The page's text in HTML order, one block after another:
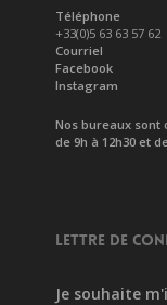
Téléphone
+33(0)5 63 63 57 62
Courriel
Facebook
Instagram
Nos bureaux sont
de 9h à 12h30 et
LETTRE DE
Je souhaite